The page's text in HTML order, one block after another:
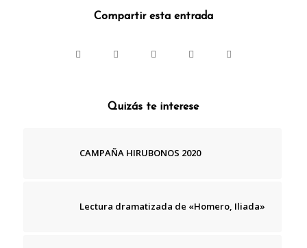
Compartir esta entrada
Quizás te interese
CAMPAÑA HIRUBONOS 2020
Lectura dramatizada de «Homero, Iliada»